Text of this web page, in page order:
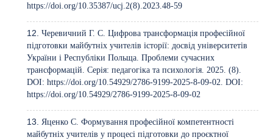
https://doi.org/10.35387/ucj.2(8).2023.48-59
Черевичний Г. С. Цифрова трансформація професійної
підготовки майбутніх учителів історії: досвід університетів
України і Республіки Польща. Проблеми сучасних
трансформацій. Серія: педагогіка та психологія. 2025. (8).
DOI: https://doi.org/10.54929/2786-9199-2025-8-09-02 . DOI:
https://doi.org/10.54929/2786-9199-2025-8-09-02
Яценко С. Формування професійної компетентності
майбутніх учителів у процесі підготовки до проєктної